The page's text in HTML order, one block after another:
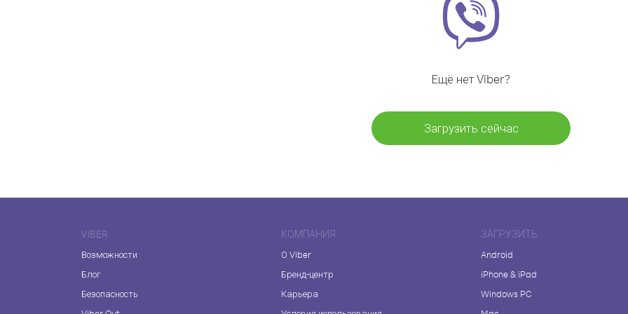
Ещё нет Viber?
Загрузить сейчас
VIBER
Возможности
Блог
Безопасность
КОМПАНИЯ
О Viber
Бренд-центр
Карьера
ЗАГРУЗИТЬ
Android
iPhone & iPad
Windows PC